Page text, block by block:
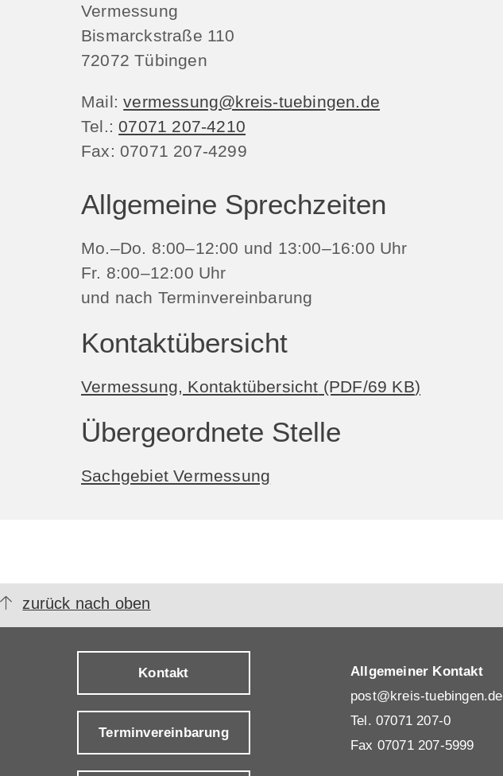
Vermessung
Bismarckstraße 110
72072 Tübingen
Mail: vermessung@kreis-tuebingen.de
Tel.: 07071 207-4210
Fax: 07071 207-4299
Allgemeine Sprechzeiten
Mo.–Do. 8:00–12:00 und 13:00–16:00 Uhr
Fr. 8:00–12:00 Uhr
und nach Terminvereinbarung
Kontaktübersicht
Vermessung, Kontaktübersicht (PDF/69 KB)
Übergeordnete Stelle
Sachgebiet Vermessung
zurück nach oben
Kontakt
Terminvereinbarung
Allgemeiner Kontakt
post@kreis-tuebingen.de
Tel. 07071 207-0
Fax 07071 207-5999